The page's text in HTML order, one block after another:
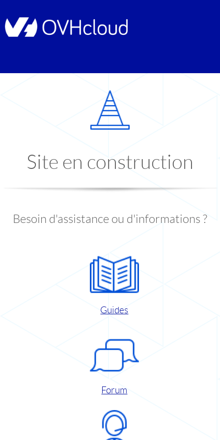
Site en construction
Besoin d'assistance ou d'informations ?
Guides
Forum